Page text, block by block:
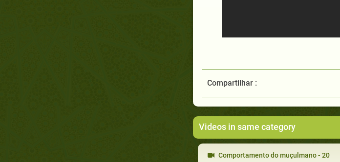
Compartilhar :
Videos in same category
Comportamento do muçulmano - 20